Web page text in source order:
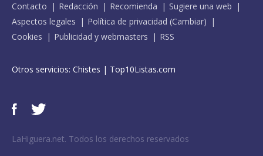
Contacto Redacción Recomienda
Sugiere una web
Aspectos legales
Política de privacidad (Cambiar)
Cookies
Publicidad y webmasters RSS
Otros servicios: Chistes | Top10Listas.com
LaHiguera.net. Todos los derechos reservados